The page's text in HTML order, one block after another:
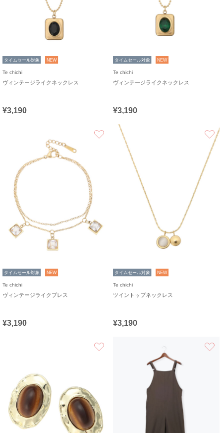
タイムセール対象 NEW
Te chichi
ヴィンテージライクネックレス
¥3,190
タイムセール対象 NEW
Te chichi
ヴィンテージライクネックレス
¥3,190
お気に入り
タイムセール対象 NEW
Te chichi
ヴィンテージライクブレス
¥3,190
タイムセール対象 NEW
Te chichi
ツイントップネックレス
¥3,190